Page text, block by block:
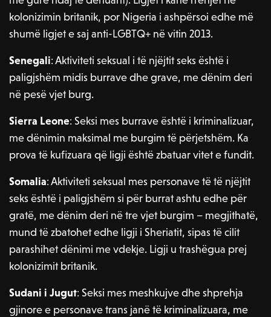
kolonizimin britanik, por Nigeria i ashpërsoi edhe më
shumë ligjet e saj anti-LGBTQ+ në vitin 2013.
Senegali: Aktiviteti seksual i të njëjtit seks është i
paligjshëm midis burrave dhe grave, me dënim deri
në pesë vjet burg.
Sierra Leone: Seksi mes burrave është i kriminalizuar,
me dënimin maksimal me burgim të përjetshëm. Ka
prova të kufizuara që ligji është zbatuar vitet e fundit.
Somalia: Aktiviteti seksual mes personave të të njëjtit
seks është i paligjshëm si për burrat ashtu edhe për
gratë, me dënim deri në tre vjet burgim – megjithatë,
mund të zbatohet edhe ligji i Sheriatit, sipas të cilit
parashihet dënimi me vdekje. Ligji u trashëgua prej
kolonizimit britanik.
Sudani i Jugut: Seksi mes meshkujve dhe shprehja
gjinore e personave trans janë të kriminalizuara, me